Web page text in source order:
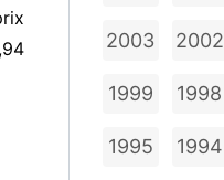
2003 2002
1999 1998
1995 1994